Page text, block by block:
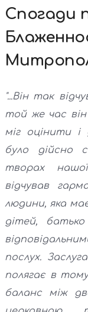
Спогади
"...Він так
той же час він
міг оцінити
було дійсно
творах
відчував
людини, яка
дітей,
послух.
полягає в
баланс між